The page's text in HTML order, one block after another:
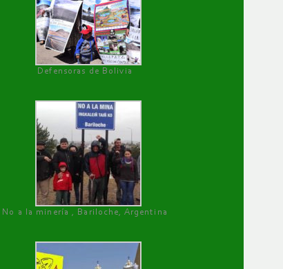
Defensoras de Bolivia
No a la minería , Bariloche, Argentina